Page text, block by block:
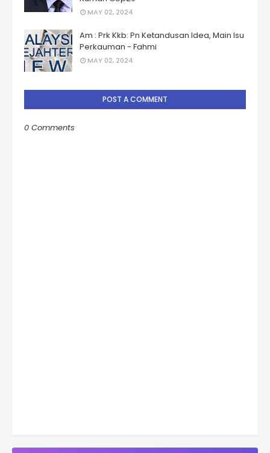
MAY 02, 2024
Am : Prk Kkb: Pn Ketandusan Idea, Main Isu
Perkauman - Fahmi
MAY 02, 2024
POST A COMMENT
0 Comments